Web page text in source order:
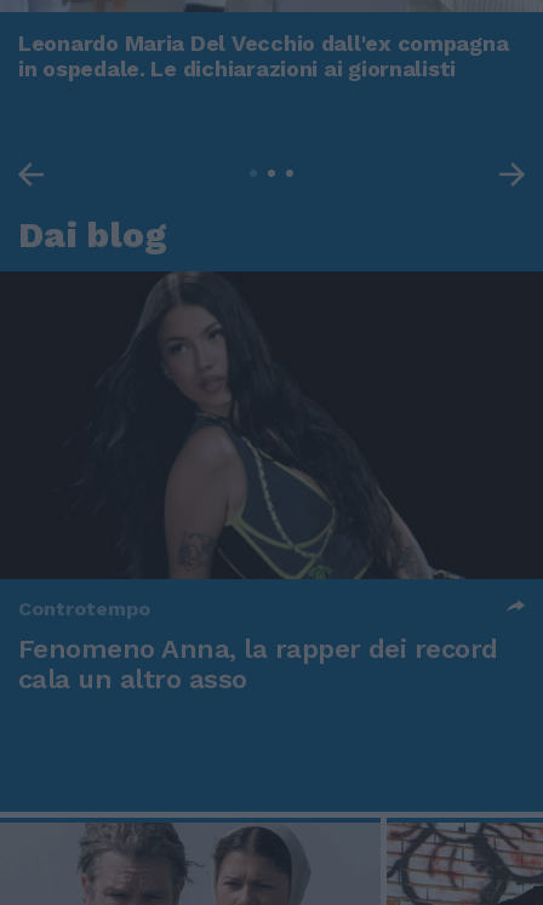
Leonardo Maria Del Vecchio dall'ex compagna
in ospedale. Le dichiarazioni ai giornalisti
Dai blog
Controtempo
Fenomeno Anna, la rapper dei record
cala un altro asso